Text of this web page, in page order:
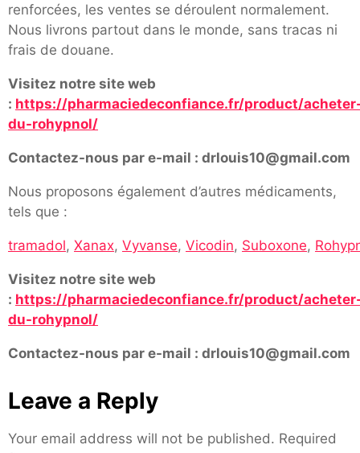
renforcées, les ventes se déroulent normalement.
Nous livrons partout dans le monde, sans tracas ni
frais de douane.
Visitez notre site web
: https://pharmaciedeconfiance.fr/product/
du-rohypnol/
Contactez-nous par e-mail : drlouis10@gmail.com
Nous proposons également d’autres médicaments,
tels que :
tramadol, Xanax, Vyvanse, Vicodin, Suboxone,
Visitez notre site web
: https://pharmaciedeconfiance.fr/product/
du-rohypnol/
Contactez-nous par e-mail : drlouis10@gmail.com
Leave a Reply
Your email address will not be published. Required